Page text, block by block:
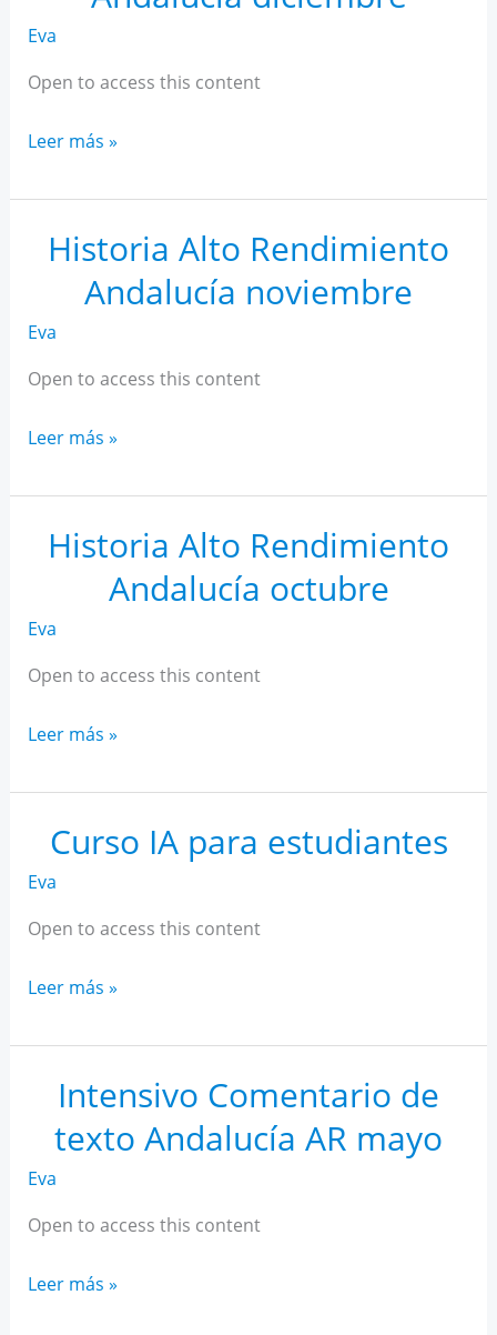
Eva
Open to access this content
Historia
Rendimiento
Andalucía
diciembre
Leer más »
Historia Alto Rendimiento
Andalucía noviembre
Eva
Open to access this content
Historia
Rendimiento
Andalucía
noviembre
Leer más »
Historia Alto Rendimiento
Andalucía octubre
Eva
Open to access this content
Historia
Rendimiento
Andalucía
octubre
Leer más »
Curso IA para estudiantes
Eva
Open to access this content
Curso
para
estudiantes
Leer más »
Intensivo Comentario de
texto Andalucía AR mayo
Eva
Open to access this content
Intensivo
Leer más »